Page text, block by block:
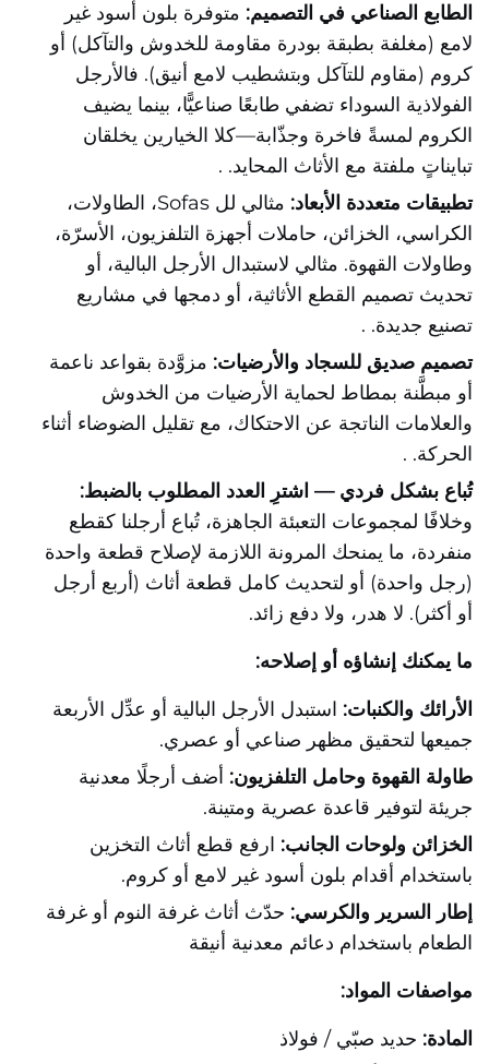
الطابع الصناعي في التصميم: متوفرة بلون أسود غير
لامع (مغلفة بطبقة بودرة مقاومة للخدوش والتآكل) أو
كروم (مقاوم للتآكل وبتشطيب لامع أنيق). فالأرجل
الفولاذية السوداء تضفي طابعًا صناعيًّا، بينما يضيف
الكروم لمسةً فاخرة وجذّابة—كلا الخيارين يخلقان
تبايناتٍ ملفتة مع الأثاث المحايد. .
تطبيقات متعددة الأبعاد:
مثالي لل Sofas، الطاولات،
الكراسي، الخزائن، حاملات أجهزة التلفزيون، الأسرّة،
وطاولات القهوة. مثالي لاستبدال الأرجل البالية، أو
تحديث تصميم القطع الأثاثية، أو دمجها في مشاريع
تصنيع جديدة. .
تصميم صديق للسجاد والأرضيات: مزوَّدة بقواعد ناعمة
أو مبطَّنة بمطاط لحماية الأرضيات من الخدوش
والعلامات الناتجة عن الاحتكاك، مع تقليل الضوضاء أثناء
الحركة. .
تُباع بشكل فردي — اشترِ العدد المطلوب بالضبط:
وخلافًا لمجموعات التعبئة الجاهزة، تُباع أرجلنا كقطع
منفردة، ما يمنحك المرونة اللازمة لإصلاح قطعة واحدة
(رجل واحدة) أو لتحديث كامل قطعة أثاث (أربع أرجل
أو أكثر). لا هدر، ولا دفع زائد.
ما يمكنك إنشاؤه أو إصلاحه:
الأرائك والكنبات: استبدل الأرجل البالية أو عدِّل الأربعة
جميعها لتحقيق مظهر صناعي أو عصري.
طاولة القهوة وحامل التلفزيون: أضف أرجلًا معدنية
جريئة لتوفير قاعدة عصرية ومتينة.
الخزائن ولوحات الجانب: ارفع قطع أثاث التخزين
باستخدام أقدام بلون أسود غير لامع أو كروم.
إطار السرير والكرسي: حدّث أثاث غرفة النوم أو غرفة
الطعام باستخدام دعائم معدنية أنيقة
مواصفات المواد:
المادة: حديد صبّي / فولاذ